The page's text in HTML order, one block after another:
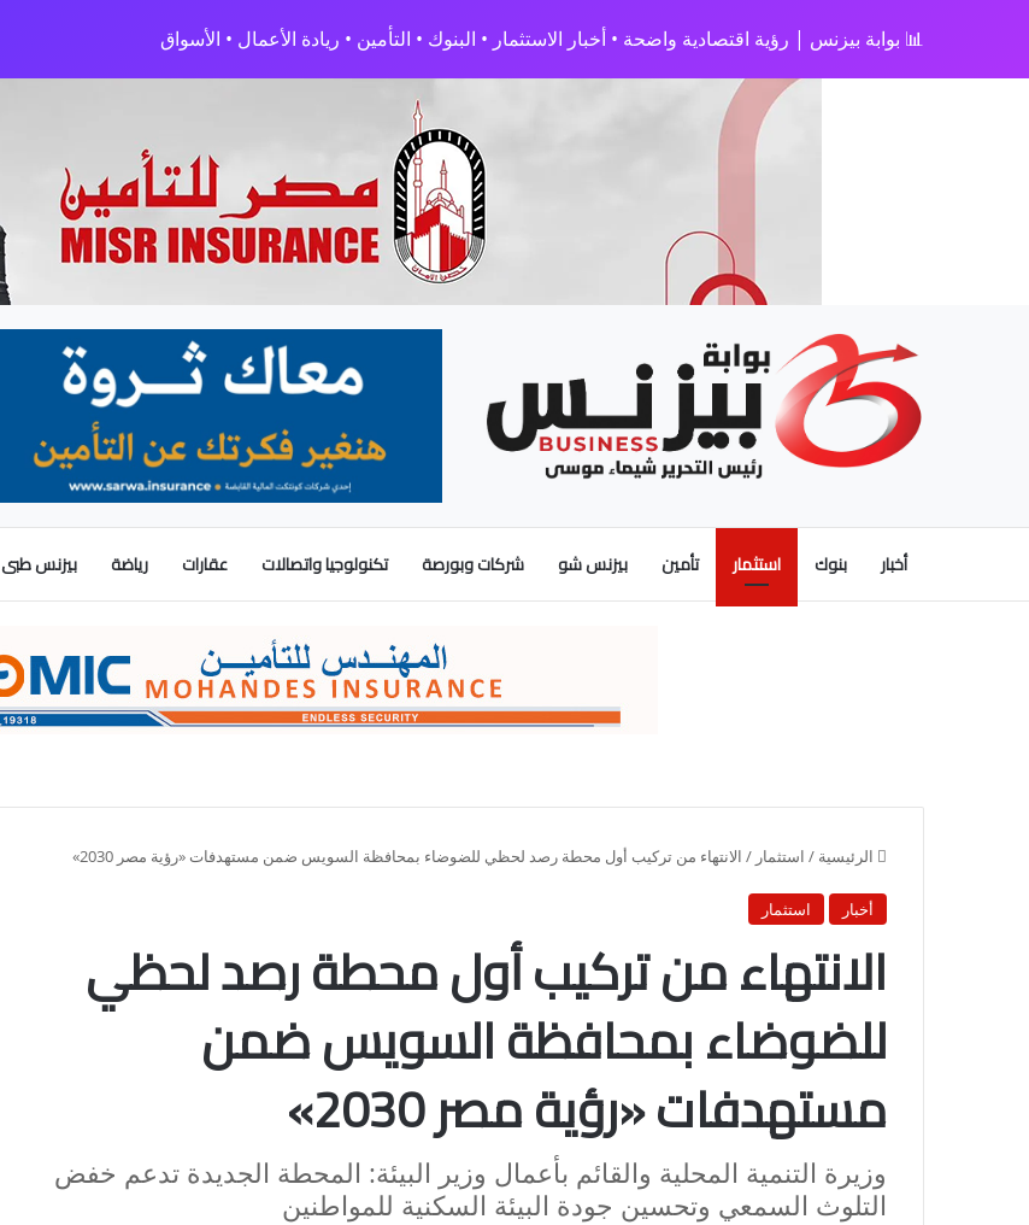
📊 بوابة بيزنس | رؤية اقتصادية واضحة • أخبار الاستثمار • البنوك • التأمين • ريادة الأعمال • الأسواق
أخبار بنوك استثمار تأمين بيزنس شو شركات وبورصة تكنولوجيا واتصالات عقارات رياضة بيزنس طبى
الرئيسية / استثمار / الانتهاء من تركيب أول محطة رصد لحظي للضوضاء بمحافظة السويس ضمن مستهدفات «رؤية مصر 2030»
أخبار استثمار
الانتهاء من تركيب أول محطة رصد لحظي
للضوضاء بمحافظة السويس ضمن
مستهدفات «رؤية مصر 2030»
وزيرة التنمية المحلية والقائم بأعمال وزير البيئة: المحطة الجديدة تدعم خفض
التلوث السمعي وتحسين جودة البيئة السكنية للمواطنين